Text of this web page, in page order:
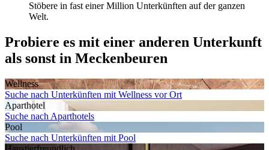
Stöbere in fast einer Million Unterkünften auf der ganzen
Welt.
Probiere es mit einer anderen Unterkunft
als sonst in Meckenbeuren
Wellness
Suche nach Unterkünften mit Wellness vor Ort
Aparthotel
Suche nach Aparthotels
Pool
Suche nach Unterkünften mit Pool